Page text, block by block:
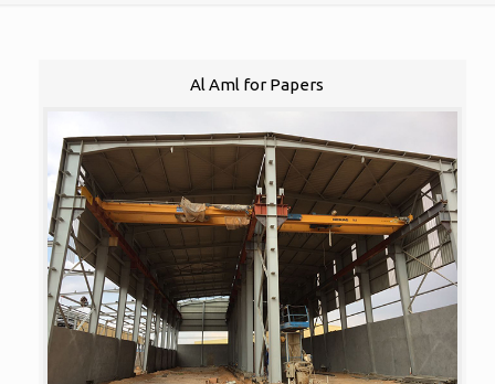
Al Aml for Papers